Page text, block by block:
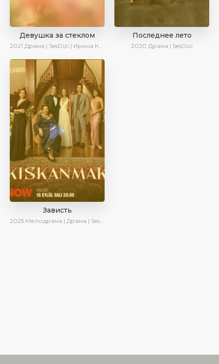
Девушка за стеклом
2021 Драма | SesDizi | Ирина Котова
Последнее лето
2020 Драма | SesDizi
Зависть
2025 Мелодрама | Драма | SesDizi | Ирина Котова | AlisaDirilis | Новинки | Сериалы 2025